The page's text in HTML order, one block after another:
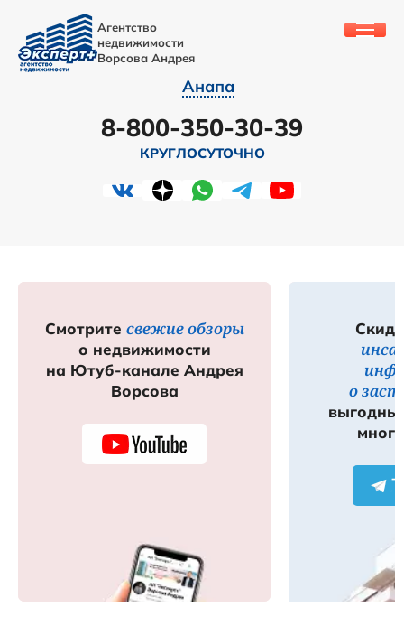
Агентство
недвижимости
Ворсова Андрея
Анапа
8-800-350-30-39
КРУГЛОСУТОЧНО
Смотрите свежие обзоры
о недвижимости
на Ютуб-канале Андрея
Ворсова
о